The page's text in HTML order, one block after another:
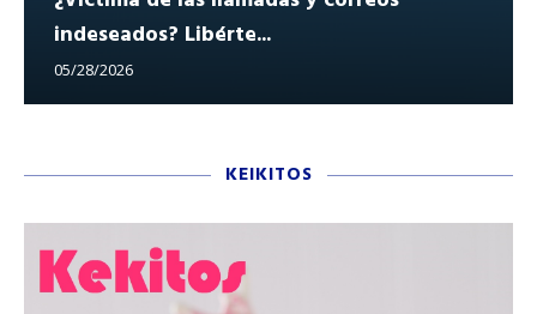
indeseados? Libérte...
05/28/2026
KEIKITOS